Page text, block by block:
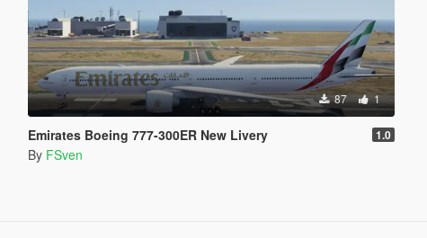
87 1
Emirates Boeing 777-300ER New Livery 1.0
By FSven